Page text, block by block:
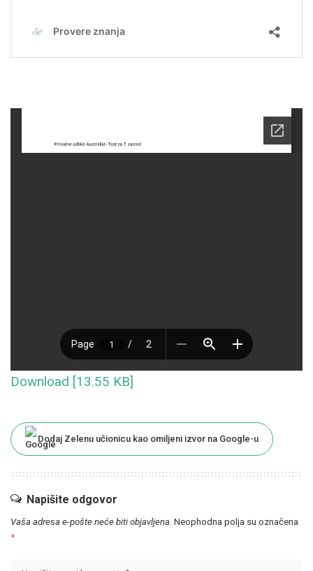
Download [13.55 KB]
Dodaj Zelenu učionicu kao omiljeni izvor na Google-u
Napišite odgovor
Vaša adresa e-pošte neće biti objavljena. Neophodna polja su označena
*